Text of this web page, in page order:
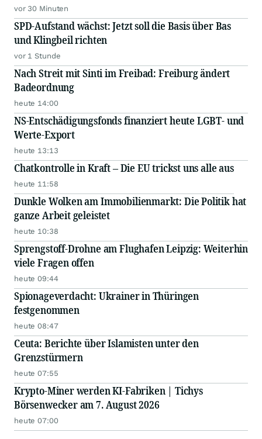
vor 30 Minuten
SPD-Aufstand wächst: Jetzt soll die Basis über Bas
und Klingbeil richten
vor 1 Stunde
Nach Streit mit Sinti im Freibad: Freiburg ändert
Badeordnung
heute 14:00
NS-Entschädigungsfonds finanziert heute LGBT- und
Werte-Export
heute 13:13
Chatkontrolle in Kraft – Die EU trickst uns alle aus
heute 11:58
Dunkle Wolken am Immobilienmarkt: Die Politik hat
ganze Arbeit geleistet
heute 10:38
Sprengstoff-Drohne am Flughafen Leipzig: Weiterhin
viele Fragen offen
heute 09:44
Spionageverdacht: Ukrainer in Thüringen
festgenommen
heute 08:47
Ceuta: Berichte über Islamisten unter den
Grenzstürmern
heute 07:55
Krypto-Miner werden KI-Fabriken | Tichys
Börsenwecker am 7. August 2026
heute 07:00